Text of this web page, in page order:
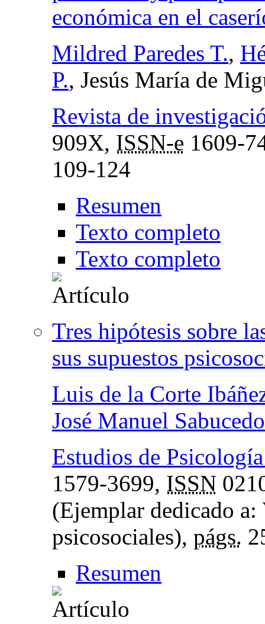
económica en el
Mildred Paredes T.,
P., Jesús María de
Revista de
909X, ISSN-e 1609-
109-124
Resumen
Texto completo
Texto completo
Tres hipótesis sobre
sus supuestos
Luis de la Corte
José Manuel
Estudios de
1579-3699, ISSN
(Ejemplar dedicado
psicosociales), págs.
Resumen